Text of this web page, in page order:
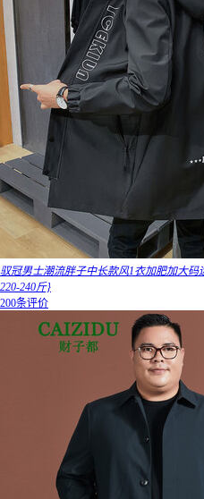
驭冠男士潮流胖子中长款风1衣加肥加大
220-240斤}
200条评价